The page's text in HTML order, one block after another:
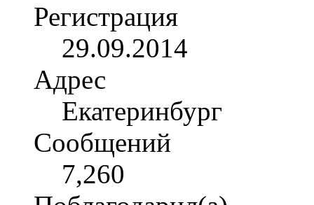
Регистрация
29.09.2014
Адрес
Екатеринбург
Сообщений
7,260